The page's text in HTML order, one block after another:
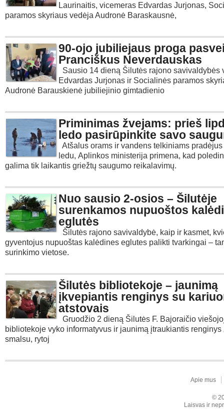
Laurinaitis, vicemeras Edvardas Jurjonas,
paramos skyriaus vedėja Audronė Baraskausnė,
90-ojo jubiliejaus proga
Pranciškus Neverdauskas
Sausio 14 dieną Šilutės rajono savivaldybės
Edvardas Jurjonas ir Socialinės paramos
Audronė Barauskienė jubiliejinio gimtadienio
Priminimas žvejams: prieš
ledo pasirūpinkite savo
Atšalus orams ir vandens telkiniams
ledu, Aplinkos ministerija primena, kad
galima tik laikantis griežtų saugumo reikalavimų.
Nuo sausio 2-osios – Šilutėje
surenkamos nupuoštos
eglutės
Šilutės rajono savivaldybė, kaip ir kasmet,
gyventojus nupuoštas kalėdines eglutes palikti tvarkingai –
surinkimo vietose.
Šilutės bibliotekoje – jaunimą
įkvepiantis renginys su
atstovais
Gruodžio 2 dieną Šilutės F. Bajoraičio
bibliotekoje vyko informatyvus ir jaunimą įtraukiantis renginys
smalsu, rytoj
Apie mus
©
Laisvas ir